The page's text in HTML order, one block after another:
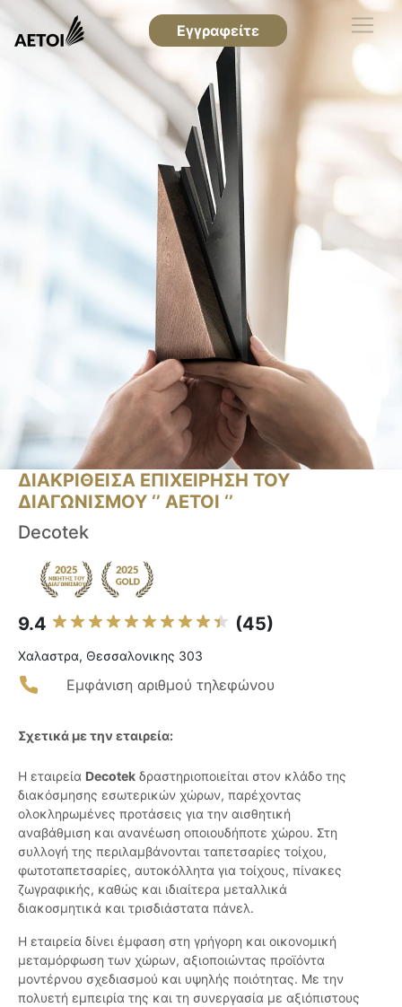
Εγγραφείτε
ΔΙΑΚΡΙΘΕΙΣΑ ΕΠΙΧΕΙΡΗΣΗ ΤΟΥ
ΔΙΑΓΩΝΙΣΜΟΥ ‘’ ΑΕΤΟΙ ‘’
Decotek
9.4 (45)
Χαλαστρα, Θεσσαλονικης 303
Εμφάνιση αριθμού τηλεφώνου
Σχετικά με την εταιρεία:
Η εταιρεία Decotek δραστηριοποιείται στον κλάδο της
διακόσμησης εσωτερικών χώρων, παρέχοντας
ολοκληρωμένες προτάσεις για την αισθητική
αναβάθμιση και ανανέωση οποιουδήποτε χώρου. Στη
συλλογή της περιλαμβάνονται ταπετσαρίες τοίχου,
φωτοταπετσαρίες, αυτοκόλλητα για τοίχους, πίνακες
ζωγραφικής, καθώς και ιδιαίτερα μεταλλικά
διακοσμητικά και τρισδιάστατα πάνελ.
Η εταιρεία δίνει έμφαση στη γρήγορη και οικονομική
μεταμόρφωση των χώρων, αξιοποιώντας προϊόντα
μοντέρνου σχεδιασμού και υψηλής ποιότητας. Με την
πολυετή εμπειρία της και τη συνεργασία με αξιόπιστους